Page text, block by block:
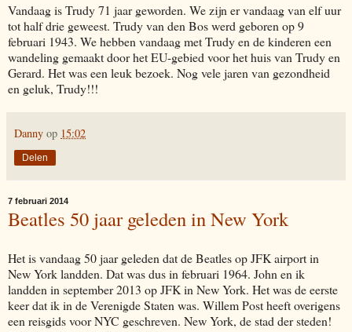
Vandaag is Trudy 71 jaar geworden. We zijn er vandaag van elf uur
tot half drie geweest. Trudy van den Bos werd geboren op 9
februari 1943. We hebben vandaag met Trudy en de kinderen een
wandeling gemaakt door het EU-gebied voor het huis van Trudy en
Gerard. Het was een leuk bezoek. Nog vele jaren van gezondheid
en geluk, Trudy!!!
Danny op 15:02
Delen
7 februari 2014
Beatles 50 jaar geleden in New York
Het is vandaag 50 jaar geleden dat de Beatles op JFK airport in
New York landden. Dat was dus in februari 1964. John en ik
landden in september 2013 op JFK in New York. Het was de eerste
keer dat ik in de Verenigde Staten was. Willem Post heeft overigens
een reisgids voor NYC geschreven. New York, de stad der steden!